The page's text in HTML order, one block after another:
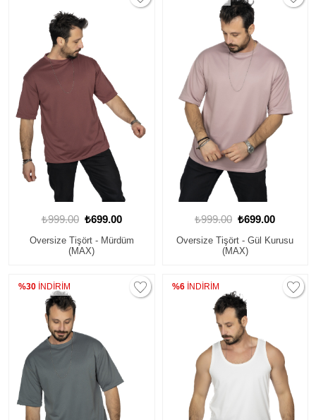
₺999.00 ₺699.00
Oversize Tişört - Mürdüm
(MAX)
₺999.00 ₺699.00
Oversize Tişört - Gül Kurusu
(MAX)
%30 İNDİRİM %6İNDİRİM